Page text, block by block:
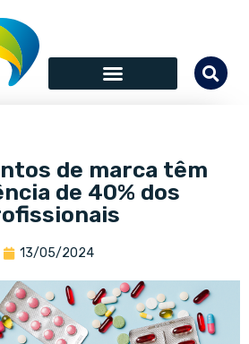
de marca têm
de 40% dos
13/05/2024